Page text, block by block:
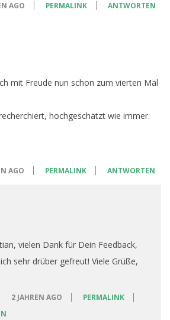
AGO PERMALINK ANTWORTEN
mit Freude nun schon zum vierten Mal
hochgeschätzt wie immer.
AGO PERMALINK ANTWORTEN
vielen Dank für Dein Feedback,
sehr drüber gefreut! Viele Grüße,
2 JAHREN AGO
PERMALINK